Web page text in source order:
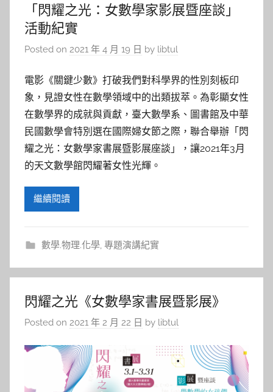
「閃耀之光：女數學家影展暨座談」
活動紀實
Posted on 2021 年 4 月 19 日 by libtul
電影《關鍵少數》打破我們對科學界的性別刻板印
象，見證女性在數學領域中的出類拔萃。為彰顯女性
在數學界的成就與貢獻，臺大數學系、圖書館及中華
民國數學會特別選在國際婦女節之際，聯合舉辦「閃
耀之光：女數學家書展暨影展座談」，讓2021年3月
的天文數學館閃耀著女性光輝。
繼續閱讀
數學.物理.化學, 專題演講紀實
閃耀之光《女數學家書展暨影展》
Posted on 2021 年 2 月 22 日 by libtul